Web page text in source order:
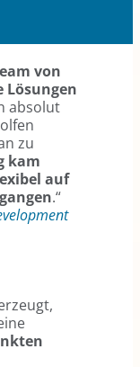
von
absolut
zu
kam
auf
.“